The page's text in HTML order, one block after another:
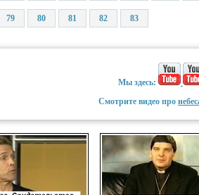
79 80 81 82 83
Мы здесь:
Смотрите видео про